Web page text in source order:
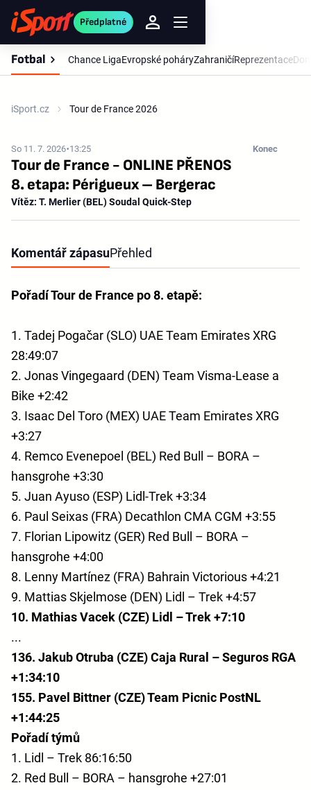
Předplatné
Fotbal Chance LigaEvropské poháryZahraničíReprezentace
iSport.cz Tour de France 2026
So 11. 7. 2026 13:25 Konec
Tour de France - ONLINE PŘENOS
8. etapa: Périgueux – Bergerac
Vítěz: T. Merlier (BEL) Soudal Quick-Step
Komentář zápasuPřehled
Pořadí Tour de France po 8. etapě:
1. Tadej Pogačar (SLO) UAE Team Emirates XRG
28:49:07
2. Jonas Vingegaard (DEN) Team Visma-Lease a
Bike +2:42
3. Isaac Del Toro (MEX) UAE Team Emirates XRG
+3:27
4. Remco Evenepoel (BEL) Red Bull – BORA –
hansgrohe +3:30
5. Juan Ayuso (ESP) Lidl-Trek +3:34
6. Paul Seixas (FRA) Decathlon CMA CGM +3:55
7. Florian Lipowitz (GER) Red Bull – BORA –
hansgrohe +4:00
8. Lenny Martínez (FRA) Bahrain Victorious +4:21
9. Mattias Skjelmose (DEN) Lidl – Trek +4:57
10. Mathias Vacek (CZE) Lidl – Trek +7:10
...
136. Jakub Otruba (CZE) Caja Rural – Seguros RGA
+1:34:10
155. Pavel Bittner (CZE) Team Picnic PostNL
+1:44:25
Pořadí týmů
1. Lidl – Trek 86:16:50
2. Red Bull – BORA – hansgrohe +27:01